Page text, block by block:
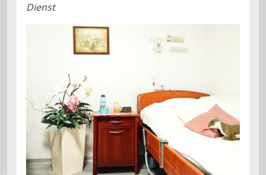
Dienst